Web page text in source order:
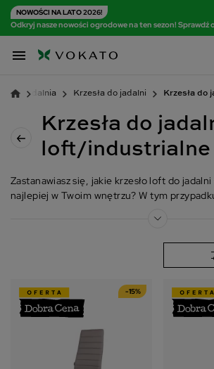
NOWOŚCI NA LATO 2026!
Odkryj nasze nowości ogrodowe na ten sezon! Sprawdź

Jadalnia Krzesła do jadalni Krzesła do
Krzesła do
loft/industrialne
Zastanawiasz się, jakie krzesło loft do
najlepiej w Twoim wnętrzu? W tym
strony sklepu internetowego. Warto
zakładki Kontakt z nami, która znajduje się
Niezależnie od tego, jakiego produktu ma
pytanie, postaw na profesjonalne
-15%